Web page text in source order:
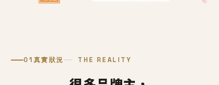
01 真實狀況 THE REALITY